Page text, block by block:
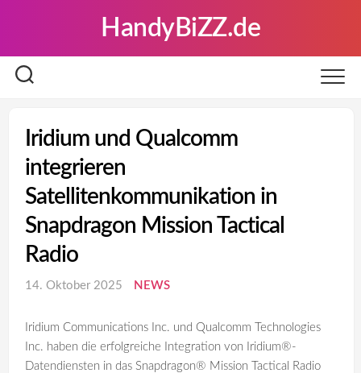
HandyBiZZ.de
Iridium und Qualcomm
integrieren
Satellitenkommunikation in
Snapdragon Mission Tactical
Radio
14. Oktober 2025 NEWS
Iridium Communications Inc. und Qualcomm Technologies
Inc. haben die erfolgreiche Integration von Iridium®-
Datendiensten in das Snapdragon® Mission Tactical Radio